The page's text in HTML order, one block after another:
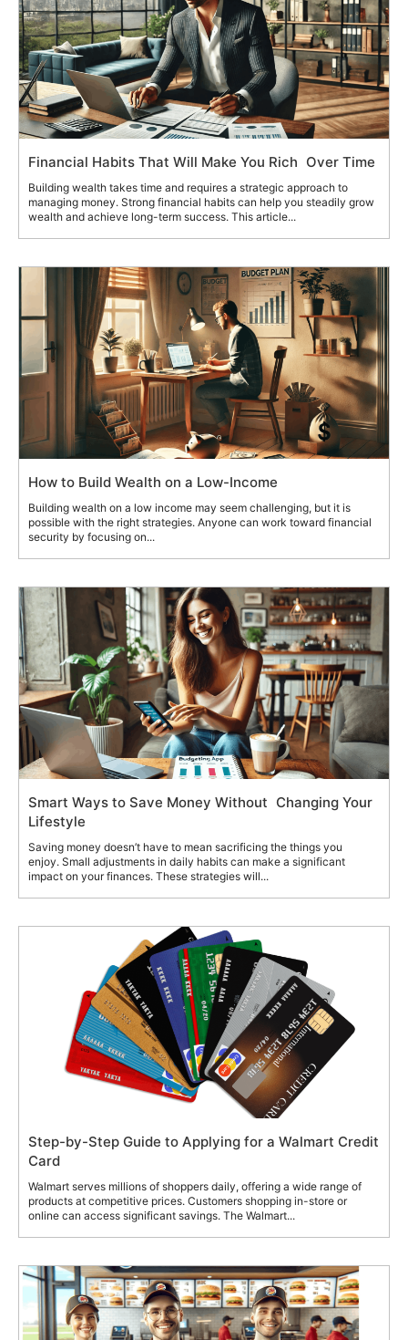
Financial Habits That Will Make You Rich Over Time
Building wealth takes time and requires a strategic approach to
managing money. Strong financial habits can help you steadily grow
wealth and achieve long-term success. This article...
How to Build Wealth on a Low-Income
Building wealth on a low income may seem challenging, but it is
possible with the right strategies. Anyone can work toward financial
security by focusing on...
Smart Ways to Save Money Without Changing Your
Lifestyle
Saving money doesn’t have to mean sacrificing the things you
enjoy. Small adjustments in daily habits can make a significant
impact on your finances. These strategies will...
Step-by-Step Guide to Applying for a Walmart Credit
Card
Walmart serves millions of shoppers daily, offering a wide range of
products at competitive prices. Customers shopping in-store or
online can access significant savings. The Walmart...